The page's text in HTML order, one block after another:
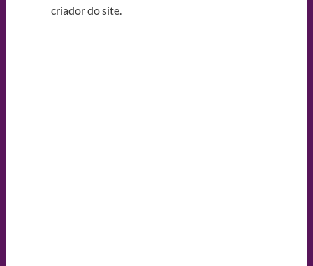
criador do site.